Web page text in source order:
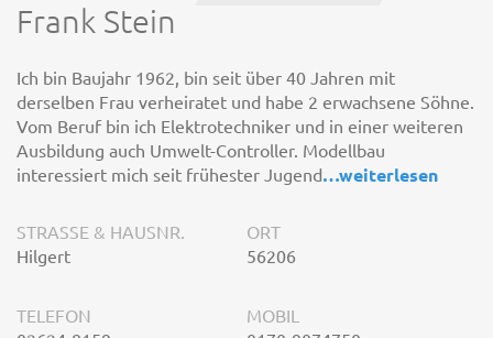
Frank Stein
Ich bin Baujahr 1962, bin seit über 40 Jahren mit
derselben Frau verheiratet und habe 2 erwachsene Söhne.
Vom Beruf bin ich Elektrotechniker und in einer weiteren
Ausbildung auch Umwelt-Controller. Modellbau
interessiert mich seit frühester Jugend…weiterlesen
STRASSE & HAUSNR.
Hilgert
ORT
56206
TELEFON
MOBIL